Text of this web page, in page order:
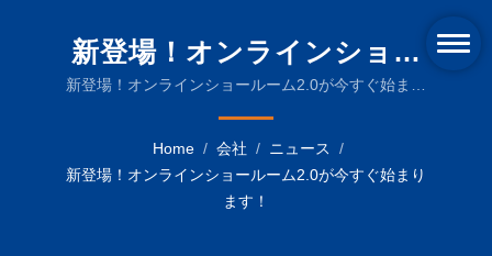
新登場！オンラインショー
ルーム2.0が今すぐ始まりま
す！ | 食品、飲料、製薬業界
向けの信頼性の高い包装ソ
リューション
新登場！オンラインショールーム2.0が今すぐ始まり
機械
Home / 会社 / ニュース
/
新登場！オンラインショールーム2.0が今すぐ始まり
ます！